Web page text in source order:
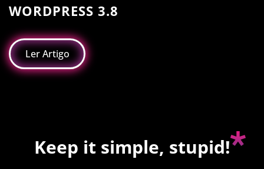
WORDPRESS 3.8
Ler Artigo
Keep it simple, stupid!